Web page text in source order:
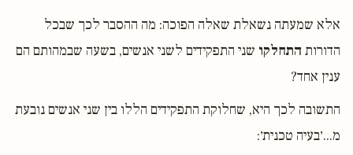
אלא שמעתה נשאלת שאלה הפוכה: מה ההסבר לכך שבכל
הדורות התחלקו שני התפקידים לשני אנשים, בשעה שבמהותם הם
ענין אחד?
התשובה לכך היא, שחלוקת התפקידים הללו בין שני אנשים נובעת
מ...׳בעיה טכנית׳: